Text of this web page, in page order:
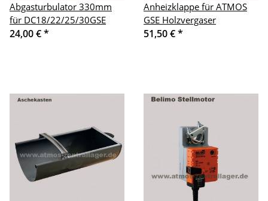
Abgasturbulator 330mm
für DC18/22/25/30GSE
24,00 €*
Anheizklappe für ATMOS
GSE Holzvergaser
51,50 €*